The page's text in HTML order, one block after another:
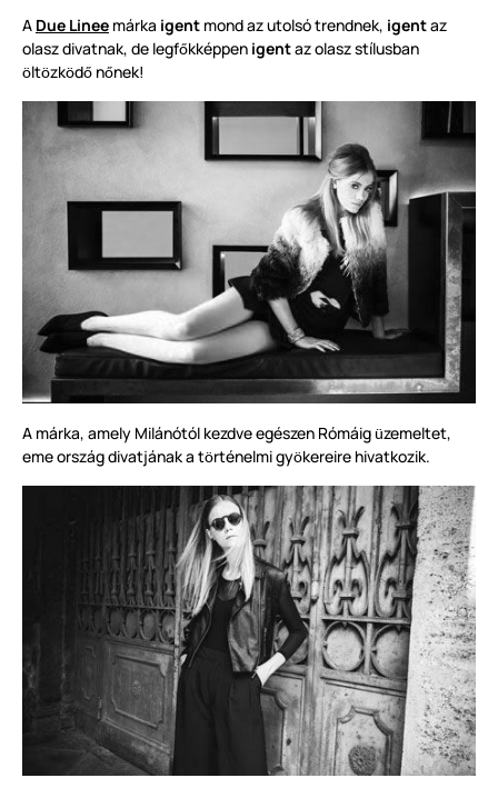
A Due Linee márka igent mond az utolsó trendnek, igentaz
olasz divatnak, de legfőkképpen igentaz olasz stílusban
öltözködő nőnek!
A márka, amely Milánótól kezdve egészen Rómáig üzemeltet,
eme ország divatjának a történelmi gyökereire hivatkozik.